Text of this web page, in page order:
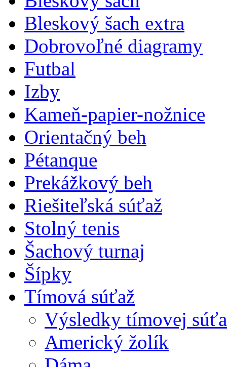
Bleskový šach extra
Dobrovoľné diagramy
Futbal
Izby
Kameň-papier-nožnice
Orientačný beh
Pétanque
Prekážkový beh
Riešiteľská súťaž
Stolný tenis
Šachový turnaj
Šípky
Tímová súťaž
Výsledky tímovej
Americký žolík